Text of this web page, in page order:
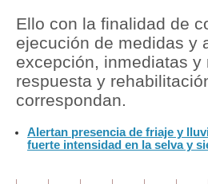
Política
Tu Dinero
Finanzas Personales
Plus G
Opinión
Ello con la finalidad de
ejecución de medidas y
excepción, inmediatas y
respuesta y
correspondan.
Alertan presencia de friaje y
fuerte intensidad en la selva y